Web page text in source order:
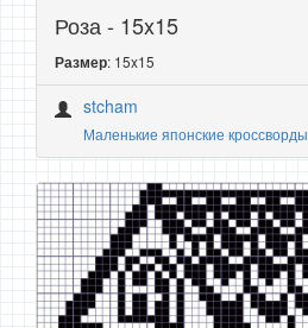
Роза - 15x15
Размер: 15x15
stcham
Маленькие японские кроссворды